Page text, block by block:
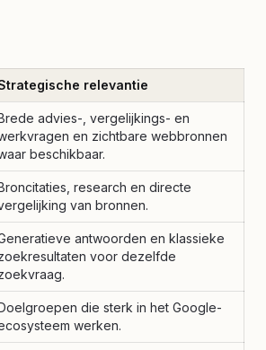
relevantie
advies-, vergelijkings- en
en zichtbare webbronnen
beschikbaar.
research en directe
van bronnen.
antwoorden en klassieke
voor dezelfde
die sterk in het Google-
werken.